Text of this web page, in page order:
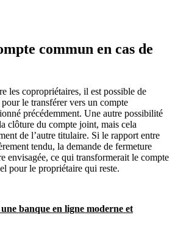
commun en cas de
les copropriétaires, il est possible de
le transférer vers un compte
précédemment. Une autre possibilité
clôture du compte joint, mais cela
de l’autre titulaire. Si le rapport entre
tendu, la demande de fermeture
envisagée, ce qui transformerait le compte
pour le propriétaire qui reste.
banque en ligne moderne et